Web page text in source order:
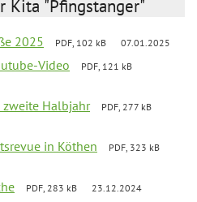
Kita "Pfingstanger"
2025 PDF, 102 kB 07.01.2025
Video
PDF, 121 kB
zweite Halbjahr
PDF, 277 kB
in Köthen
PDF, 323 kB
PDF, 283 kB 23.12.2024